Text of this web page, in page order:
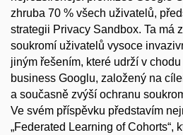
zhruba 70 % všech uživatelů,
strategii Privacy Sandbox. Ta má
soukromí uživatelů vysoce
jiným řešením, které udrží v
business Googlu, založený na
a současně zvýší ochranu
Ve svém příspěvku představím
„Federated Learning of Cohorts“,